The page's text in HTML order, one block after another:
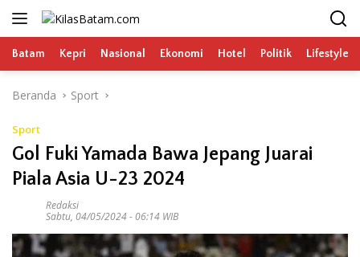
Langsung
Batam Kepri Nasional Ekonomi Hotel Politik Lifestyle
Beranda Sport
Sport
Gol Fuki Yamada Bawa Jepang Juarai
Piala Asia U-23 2024
Redaksi
Sabtu, 04/05/2024 - 06:14 WIB